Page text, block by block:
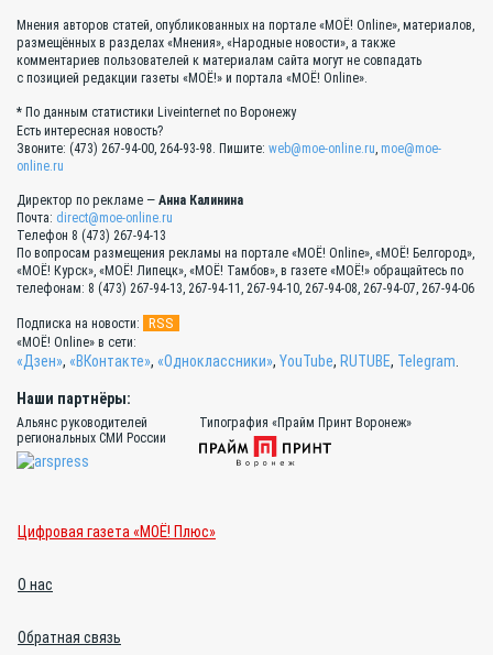
Мнения авторов статей, опубликованных на портале «МОЁ! Online», материалов,
размещённых в разделах «Мнения», «Народные новости», а также
комментариев пользователей к материалам сайта могут не совпадать
с позицией редакции газеты «МОЁ!» и портала «МОЁ! Online».
* По данным статистики Liveinternet по Воронежу
Есть интересная новость?
Звоните: (473) 267-94-00, 264-93-98. Пишите: web@moe-online.ru moe@moe-
online.ru
Директор по рекламе — Анна Калинина
Почта: direct@moe-online.ru
Телефон 8 (473) 267-94-13
По вопросам размещения рекламы на портале «МОЁ! Online», «МОЁ! Белгород»,
«МОЁ! Курск», «МОЁ! Липецк», «МОЁ! Тамбов», в газете «МОЁ!» обращайтесь по
телефонам: 8 (473) 267-94-13, 267-94-11, 267-94-10, 267-94-08, 267-94-07, 267-94-06
Подписка на новости: RSS
«МОЁ! Online» в сети:
«Дзен», «ВКонтакте», «Одноклассники», YouTube, RUTUBE, Telegram
Наши партнёры:
Альянс руководителей
региональных СМИ России
Типография «Прайм Принт Воронеж»
Цифровая газета «МОЁ! Плюс»
О нас
Обратная связь